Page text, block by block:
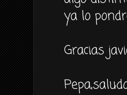
ya lo
Gracias